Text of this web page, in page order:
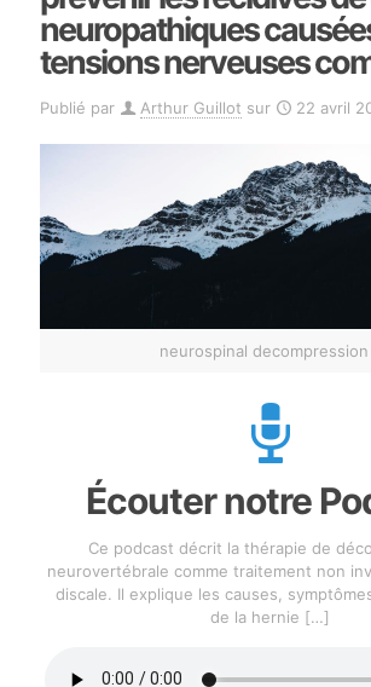
neuropathiques
tensions nerveuses
Publié par Arthur Guillot sur 22 avril
neurospinal
Écouter notre
Ce podcast décrit la thérapie de
neurovertébrale comme traitement non
discale. Il explique les causes,
de la hernie […]